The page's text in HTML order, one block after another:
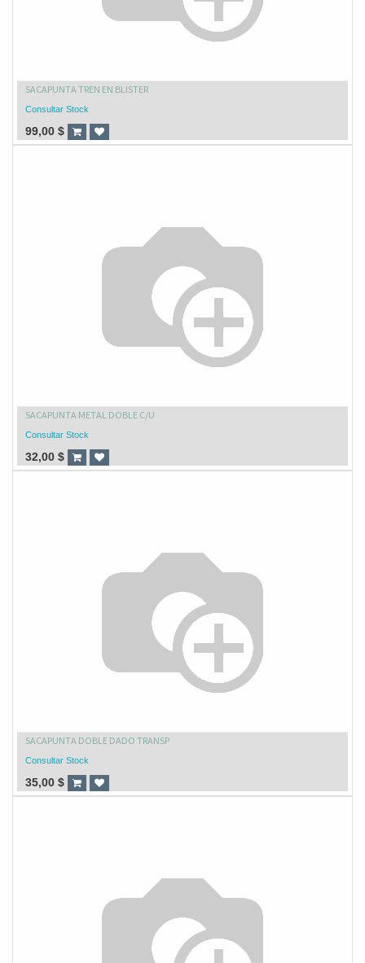
SACAPUNTA TREN EN BLISTER
Consultar Stock
99,00 $
SACAPUNTA METAL DOBLE C/U
Consultar Stock
32,00 $
SACAPUNTA DOBLE DADO TRANSP
Consultar Stock
35,00 $